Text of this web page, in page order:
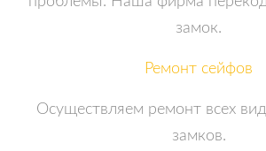
замок.
Ремонт сейфов
Осуществляем ремонт всех
замков.